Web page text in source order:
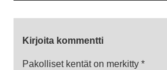
Kirjoita kommentti
Pakolliset kentät on merkitty *